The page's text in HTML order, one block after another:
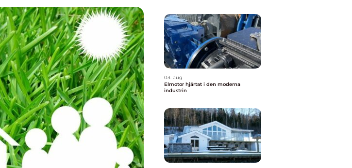
03. aug
Elmotor hjärtat i den moderna
industrin